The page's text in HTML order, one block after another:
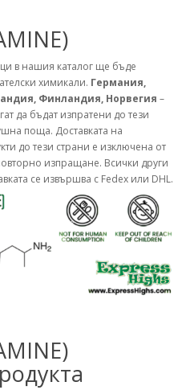
в нашия каталог ще бъде
химикали. Германия,
Финландия, Норвегия –
да бъдат изпратени до тези
поща. Доставката на
до тези страни е изключена от
изпращане. Всички други
се извършва с Fedex или DHL.